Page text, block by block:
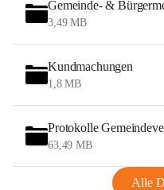
Gemeinde- &
3,49 MB
Kundmachungen
1,8 MB
Protokolle
63,49 MB
Alle